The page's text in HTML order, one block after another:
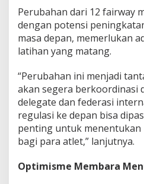
Perubahan dari 12 fairway
dengan potensi
masa depan, memerlukan
latihan yang matang.
“Perubahan ini menjadi
akan segera berkoordinasi
delegate dan federasi
regulasi ke depan bisa
penting untuk
bagi para atlet,” lanjutnya.
Optimisme Membara